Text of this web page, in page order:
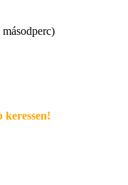
keressen!